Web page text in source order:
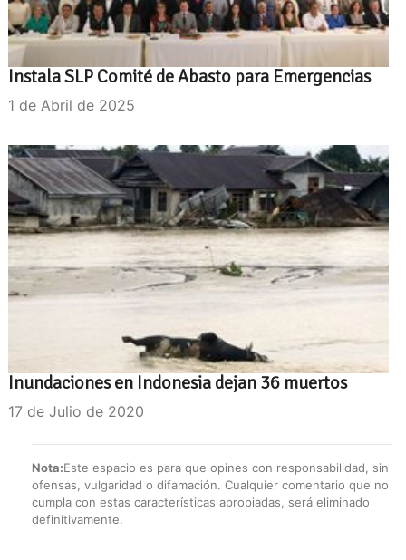
Instala SLP Comité de Abasto para Emergencias
1 de Abril de 2025
Inundaciones en Indonesia dejan 36 muertos
17 de Julio de 2020
Nota:Este espacio es para que opines con responsabilidad, sin
ofensas, vulgaridad o difamación. Cualquier comentario que no
cumpla con estas características apropiadas, será eliminado
definitivamente.